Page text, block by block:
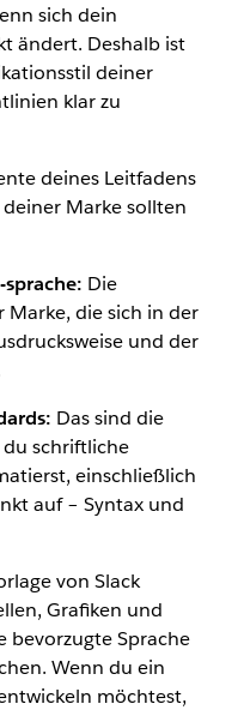
sich dein
ändert. Deshalb ist
deiner
klar zu
deines Leitfadens
Marke sollten
Die
Marke, die sich in der
und der
Das sind die
schriftliche
einschließlich
auf – Syntax und
von Slack
Grafiken und
bevorzugte Sprache
Wenn du ein
möchtest,